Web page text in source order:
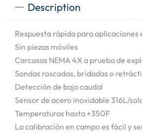
Description
Respuesta rápida para
Sin piezas móviles
Carcasas NEMA 4X a prueba de
Sondas roscadas, bridadas o
Detección de bajo caudal
Sensor de acero inoxidable 316L/
Temperaturas hasta +350F
La calibración en campo es fácil y